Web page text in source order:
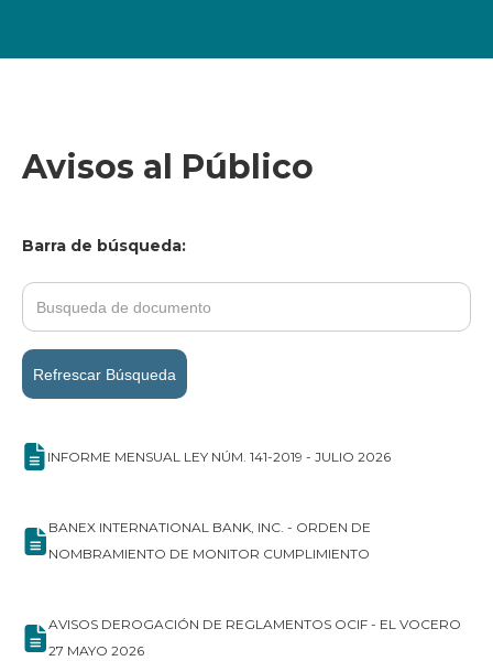
Avisos al Público
Barra de búsqueda:
Refrescar Búsqueda
INFORME MENSUAL LEY NÚM. 141-2019 - JULIO 2026
BANEX INTERNATIONAL BANK, INC. - ORDEN DE
NOMBRAMIENTO DE MONITOR CUMPLIMIENTO
AVISOS DEROGACIÓN DE REGLAMENTOS OCIF - EL VOCERO
27 MAYO 2026